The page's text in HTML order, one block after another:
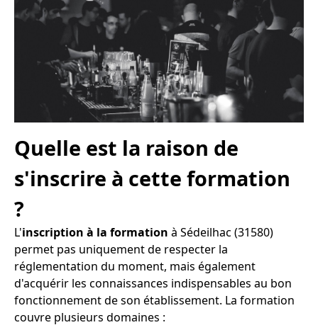
Quelle est la raison de
s'inscrire à cette formation
?
L'inscription à la formation à Sédeilhac (31580)
permet pas uniquement de respecter la
réglementation du moment, mais également
d'acquérir les connaissances indispensables au bon
fonctionnement de son établissement. La formation
couvre plusieurs domaines :